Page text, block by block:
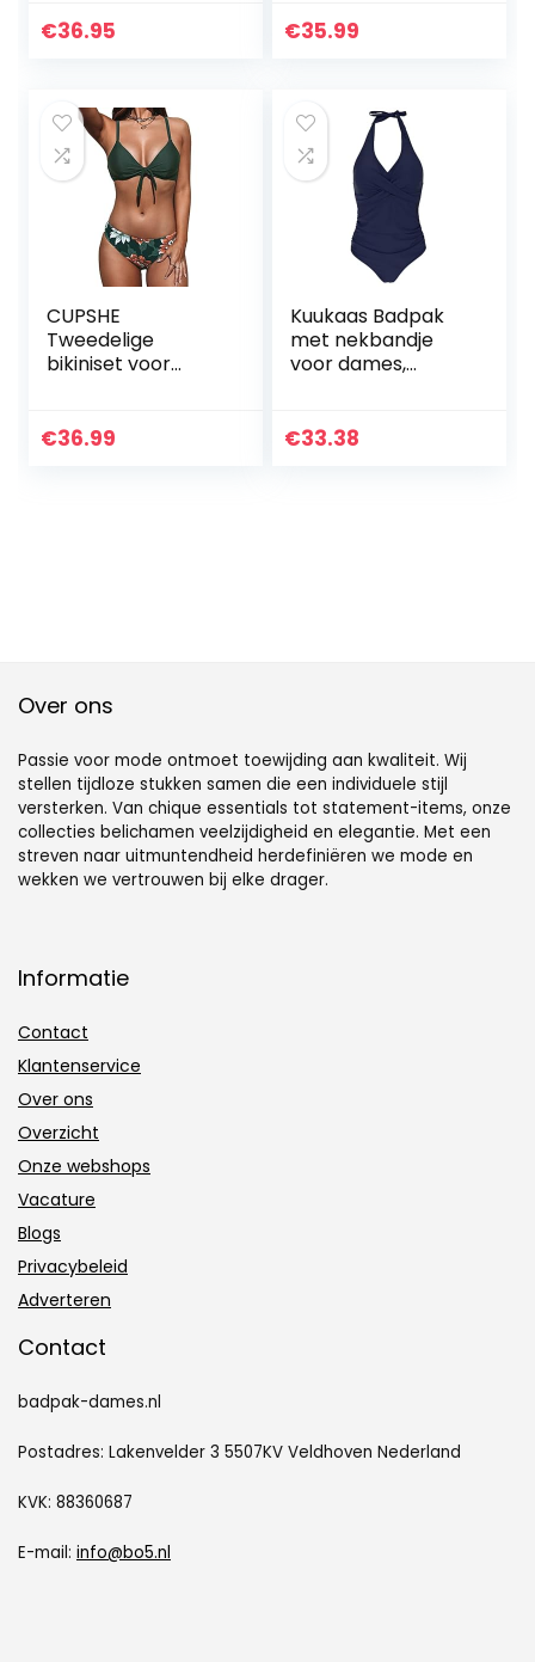
Badpak Lage Taille
€36.95
Afdrukken
€35.99
CUPSHE
Tweedelige
bikiniset voor
knoop konijntje
€36.99
Kuukaas Badpak
met nekbandje
voor dames,
push-up,
€33.38
Over ons
Passie voor mode ontmoet toewijding aan kwaliteit. Wij
stellen tijdloze stukken samen die een individuele stijl
versterken. Van chique essentials tot statement-items, onze
collecties belichamen veelzijdigheid en elegantie. Met een
streven naar uitmuntendheid herdefiniëren we mode en
wekken we vertrouwen bij elke drager.
Informatie
Contact
Klantenservice
Over ons
Overzicht
Onze webshops
Vacature
Blogs
Privacybeleid
Adverteren
Contact
badpak-dames.nl
Postadres: Lakenvelder 3 5507KV Veldhoven Nederland
KVK: 88360687
E-mail: info@bo5.nl